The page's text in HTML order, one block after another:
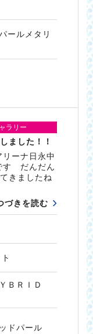
ールメタリ
ラリー
ました！！
リーナ日永中
す だんだん
きましたね
づきを読む
ＢＲＩＤ
ドパール